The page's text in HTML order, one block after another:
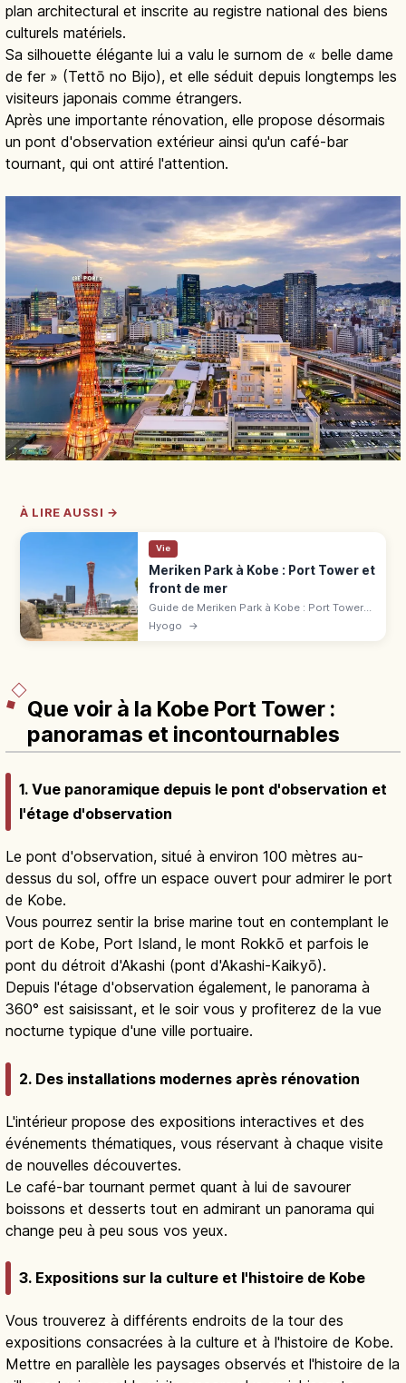
plan architectural et inscrite au registre national des biens
culturels matériels.
Sa silhouette élégante lui a valu le surnom de « belle dame
de fer » (Tettō no Bijo), et elle séduit depuis longtemps les
visiteurs japonais comme étrangers.
Après une importante rénovation, elle propose désormais
un pont d'observation extérieur ainsi qu'un café-bar
tournant, qui ont attiré l'attention.
À LIRE AUSSI →
Vie
Meriken Park à Kobe : Port Tower et
front de mer
Guide de Meriken Park à Kobe : Port Tower
de 108 m, monument BE KOBE, mémorial du
séisme, promenades en bord de mer et
Hyogo →
Que voir à la Kobe Port Tower :
panoramas et incontournables
1. Vue panoramique depuis le pont d'observation et
l'étage d'observation
Le pont d'observation, situé à environ 100 mètres au-
dessus du sol, offre un espace ouvert pour admirer le port
de Kobe.
Vous pourrez sentir la brise marine tout en contemplant le
port de Kobe, Port Island, le mont Rokkō et parfois le
pont du détroit d'Akashi (pont d'Akashi-Kaikyō).
Depuis l'étage d'observation également, le panorama à
360° est saisissant, et le soir vous y profiterez de la vue
nocturne typique d'une ville portuaire.
2. Des installations modernes après rénovation
L'intérieur propose des expositions interactives et des
événements thématiques, vous réservant à chaque visite
de nouvelles découvertes.
Le café-bar tournant permet quant à lui de savourer
boissons et desserts tout en admirant un panorama qui
change peu à peu sous vos yeux.
3. Expositions sur la culture et l'histoire de Kobe
Vous trouverez à différents endroits de la tour des
expositions consacrées à la culture et à l'histoire de Kobe.
Mettre en parallèle les paysages observés et l'histoire de la